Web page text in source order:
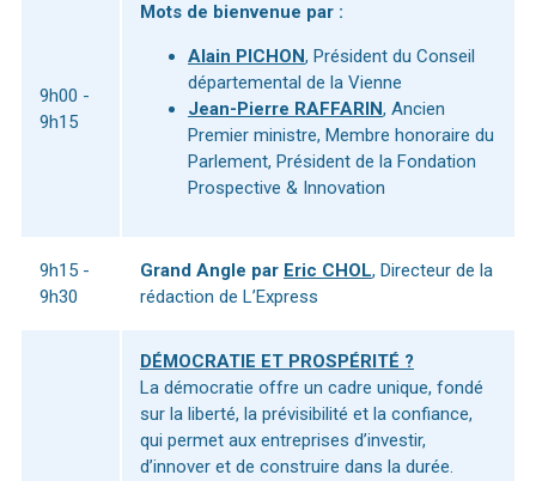
9h00 -
9h15
Mots de bienvenue par :
Alain PICHON, Président du Conseil
départemental de la Vienne
Jean-Pierre RAFFARIN, Ancien
Premier ministre, Membre honoraire du
Parlement, Président de la Fondation
Prospective & Innovation
9h15 -
9h30
Grand Angle par Eric CHOL, Directeur de la
rédaction de L’Express
DÉMOCRATIE ET PROSPÉRITÉ ?
La démocratie offre un cadre unique, fondé
sur la liberté, la prévisibilité et la confiance,
qui permet aux entreprises d’investir,
d’innover et de construire dans la durée.